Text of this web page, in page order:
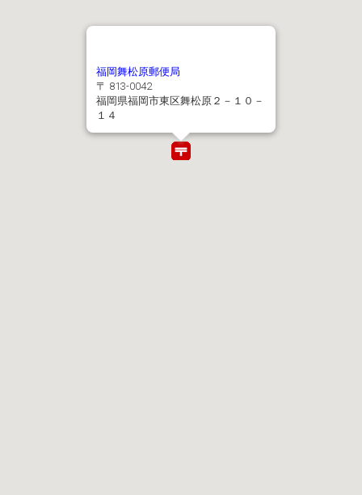
福岡舞松原郵便局
〒 813-0042
福岡県福岡市東区舞松原２－１０－
１４